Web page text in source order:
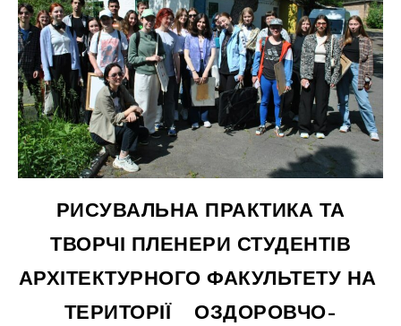
РИСУВАЛЬНА ПРАКТИКА ТА
ТВОРЧІ ПЛЕНЕРИ СТУДЕНТІВ
АРХІТЕКТУРНОГО ФАКУЛЬТЕТУ НА
ТЕРИТОРІЇ ОЗДОРОВЧО-